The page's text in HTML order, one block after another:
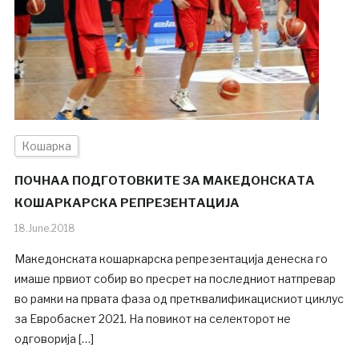
Кошарка
ПОЧНАА ПОДГОТОВКИТЕ ЗА МАКЕДОНСКАТА
КОШАРКАРСКА РЕПРЕЗЕНТАЦИЈА
18.June.2018
Македонската кошаркарска репрезентација денеска го
имаше првиот собир во пресрет на последниот натпревар
во рамки на првата фаза од претквалификацискиот циклус
за Евробаскет 2021. На повикот на селекторот не
одговорија […]